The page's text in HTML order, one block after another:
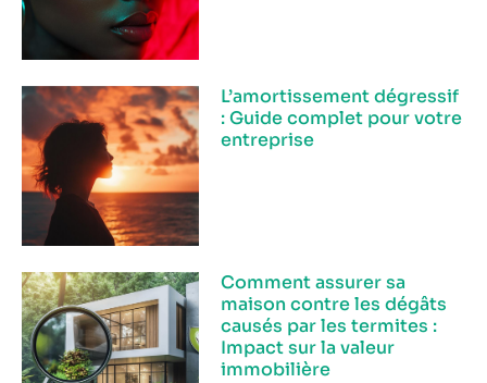
L’amortissement dégressif
: Guide complet pour votre
entreprise
Comment assurer sa
maison contre les dégâts
causés par les termites :
Impact sur la valeur
immobilière